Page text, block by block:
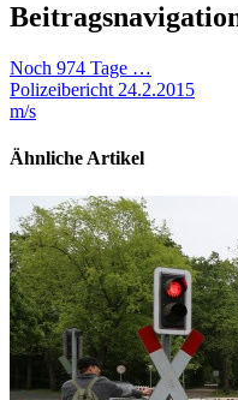
Noch 974 Tage …
Polizeibericht 24.2.2015
m/s
Ähnliche Artikel